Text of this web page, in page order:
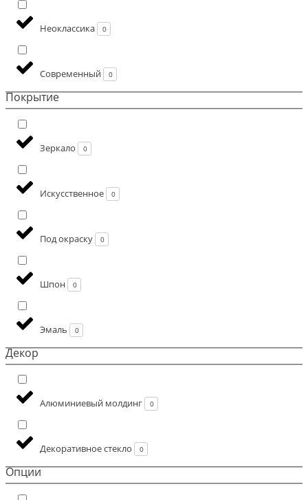
Неоклассика 0
Современный 0
Покрытие
Зеркало 0
Искусственное 0
Под окраску 0
Шпон 0
Эмаль 0
Декор
Алюминиевый молдинг 0
Декоративное стекло 0
Опции